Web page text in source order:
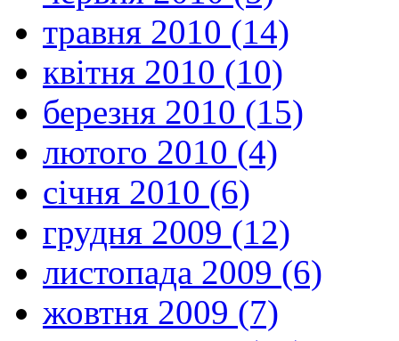
травня 2010 (14)
квітня 2010 (10)
березня 2010 (15)
лютого 2010 (4)
січня 2010 (6)
грудня 2009 (12)
листопада 2009 (6)
жовтня 2009 (7)